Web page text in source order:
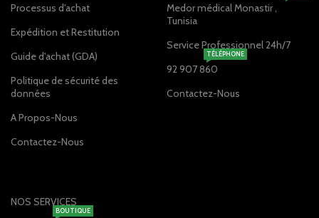
Processus d'achat
Expédition et Restitution
Guide d'achat (GDA)
Politique de sécurité des
données
A Propos-Nous
Contactez-Nous
Medor médical Monastir ,
Tunisia
Service Professionnel 24h/7
92 907 860
TÉLÉPHONE
Contactez-Nous
NOS SERVICES
BOUTIQUE